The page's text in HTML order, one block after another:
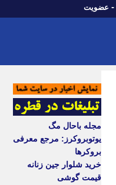
- عضویت
مجله باحال مگ
یوتوبروکرز: مرجع معرفی
بروکرها
خرید شلوار جین زنانه
قیمت گوشی